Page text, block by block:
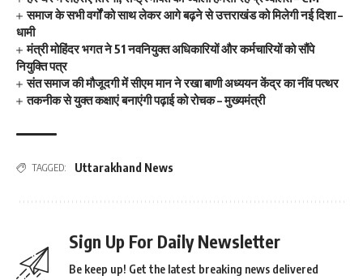
समाज के सभी वर्गों को साथ लेकर आगे बढ़ने से उत्तराखंड को मिलेगी नई दिशा –
धामी
मंत्री मोहिंदर भगत ने 51 नवनियुक्त अधिकारियों और कर्मचारियों को सौंपे
नियुक्ति पत्र
संत समाज की मौजूदगी में सीएम मान ने रखा बाणी अध्ययन केंद्र का नींव पत्थर
तकनीक से युक्त कक्षाएं बनाएंगी पढ़ाई को रोचक – मुख्यमंत्री
TAGGED: Uttarakhand News
Sign Up For Daily Newsletter
Be keep up! Get the latest breaking news delivered